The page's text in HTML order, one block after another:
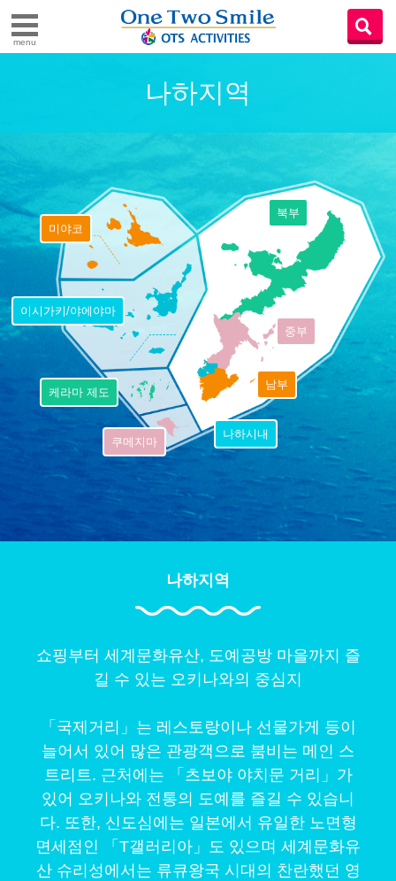
menu
나하지역
미야코
이시가키/야에야마
케라마 제도
쿠메지마
북부
중부
남부
나하시내
나하지역
쇼핑부터 세계문화유산, 도예공방 마을까지 즐
길 수 있는 오키나와의 중심지
「국제거리」는 레스토랑이나 선물가게 등이
늘어서 있어 많은 관광객으로 붐비는 메인 스
트리트. 근처에는 「츠보야 야치문 거리」가
있어 오키나와 전통의 도예를 즐길 수 있습니
다. 또한, 신도심에는 일본에서 유일한 노면형
면세점인 「T갤러리아」도 있으며 세계문화유
산 슈리성에서는 류큐왕국 시대의 찬란했던 영